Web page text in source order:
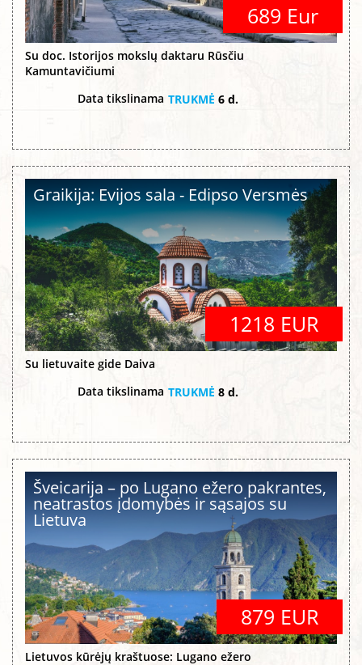
689 Eur
Su doc. Istorijos mokslų daktaru Rūsčiu
Kamuntavičiumi
Data tikslinama TRUKMĖ 6 d.
Graikija: Evijos sala - Edipso Versmės
1218 EUR
Su lietuvaite gide Daiva
Data tikslinama TRUKMĖ 8 d.
Šveicarija – po Lugano ežero pakrantes,
neatrastos įdomybės ir sąsajos su
Lietuva
879 EUR
Lietuvos kūrėjų kraštuose: Lugano ežero